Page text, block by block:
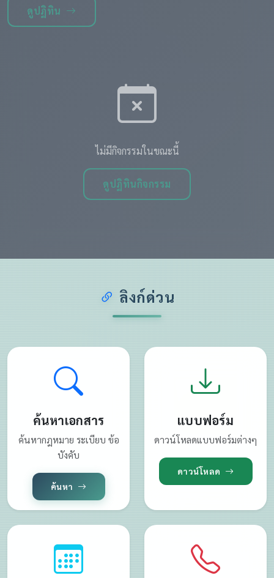
ดูปฏิทิน
ไม่มีกิจกรรมในขณะนี้
ดูปฏิทินกิจกรรม
ลิงก์ด่วน
ค้นหาเอกสาร
ค้นหากฎหมาย ระเบียบ ข้อ
บังคับ
ค้นหา
แบบฟอร์ม
ดาวน์โหลดแบบฟอร์มต่างๆ
ดาวน์โหลด